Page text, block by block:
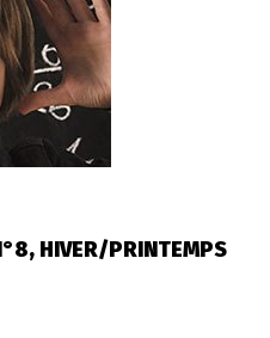
HIVER/PRINTEMPS